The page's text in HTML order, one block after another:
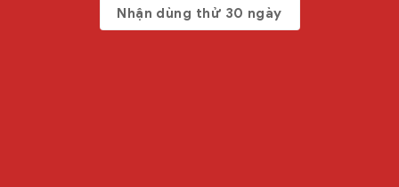
Nhận dùng thử 30 ngày